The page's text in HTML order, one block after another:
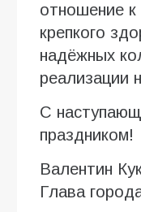
отношение
крепкого
надёжных
реализации
С
праздником!
Валентин
Глава